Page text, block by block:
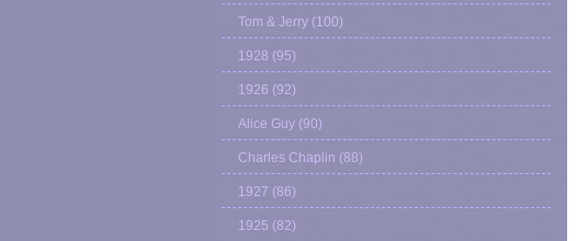
Tom & Jerry (100)
1928 (95)
1926 (92)
Alice Guy (90)
Charles Chaplin (88)
1927 (86)
1925 (82)